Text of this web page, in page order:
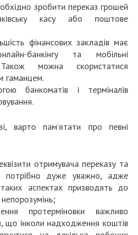
зробити переказ грошей
касу або поштове
фінансових закладів має
банкінгу та мобільні
можна скористатися
гаманцем.
банкоматів і терміналів
варто пам’ятати про певні
отримувача переказу та
потрібно дуже уважно, адже
аспектах призводять до
протерміновки важливо
що інколи надходження коштів